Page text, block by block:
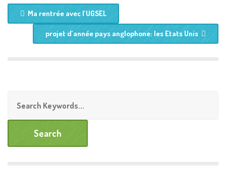
Ma rentrée avec l’UGSEL
projet d’année pays anglophone: les Etats Unis